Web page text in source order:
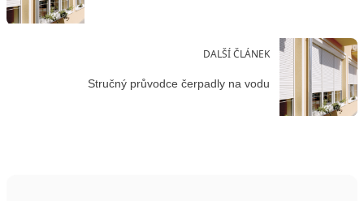
DALŠÍ ČLÁNEK
Stručný průvodce čerpadly na vodu